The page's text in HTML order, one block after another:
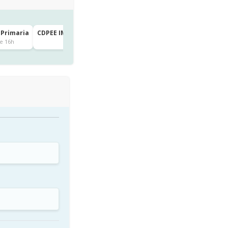
Primaria
16h
CDPEE IMAGINE MONTESSORI SCHOOL · 1º de Primaria